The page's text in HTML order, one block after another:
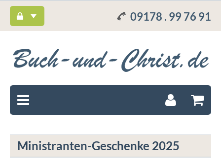
09178 . 99 76 91
Ministranten-Geschenke 2025